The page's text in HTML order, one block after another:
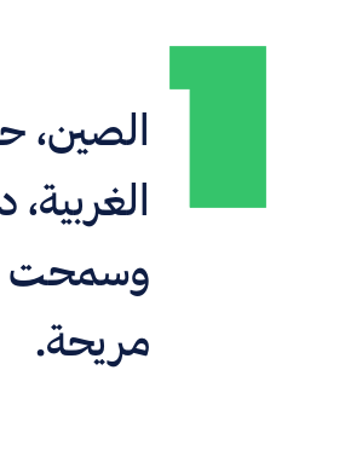
الصين،
وسمحت
مريحة.